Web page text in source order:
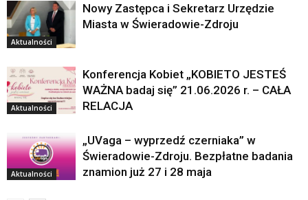
Aktualności
Nowy Zastępca i Sekretarz Urzędzie
Miasta w Świeradowie-Zdroju
Aktualności
Konferencja Kobiet „KOBIETO JESTEŚ
WAŻNA badaj się” 21.06.2026 r. – CAŁA
RELACJA
Aktualności
„UVaga – wyprzedź czerniaka” w
Świeradowie-Zdroju. Bezpłatne badania
znamion już 27 i 28 maja